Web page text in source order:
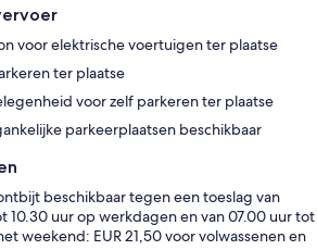
voor elektrische voertuigen ter plaatse
ter plaatse
voor zelf parkeren ter plaatse
parkeerplaatsen beschikbaar
beschikbaar tegen een toeslag van
10.30 uur op werkdagen en van 07.00 uur tot
weekend: EUR 21,50 voor volwassenen en